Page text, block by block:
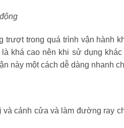
trượt trong quá trình vận hành
khá cao nên khi sử dụng khác
này một cách dễ dàng nhanh
cánh cửa và làm đường ray